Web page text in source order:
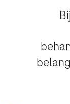
Hoe wilt u dat we